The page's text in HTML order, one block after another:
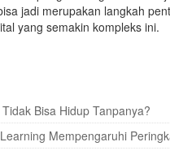
jadi merupakan langkah
yang semakin kompleks ini.
Bisa Hidup Tanpanya?
Mempengaruhi